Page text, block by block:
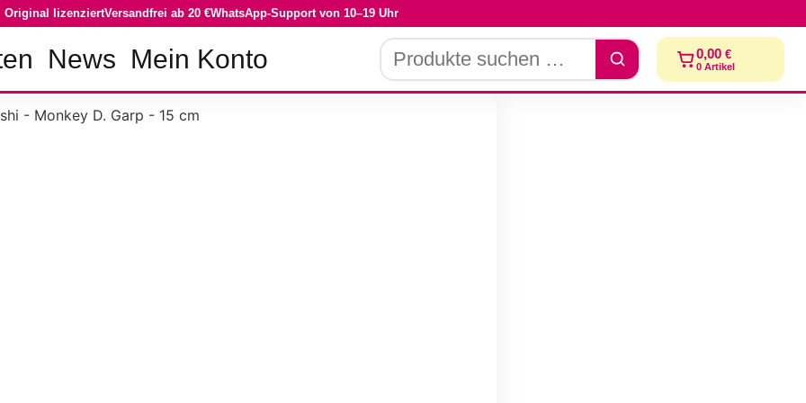
Original lizenziertVersandfrei ab 20 €WhatsApp-Support von 10–19 Uhr
News Mein Konto
Produkte
suchen
0,00 €
0Artikel